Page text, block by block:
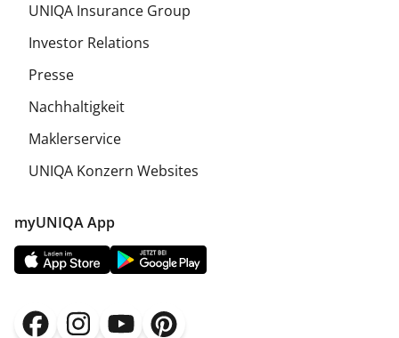
UNIQA Insurance Group
Investor Relations
Presse
Nachhaltigkeit
Maklerservice
UNIQA Konzern Websites
myUNIQA App